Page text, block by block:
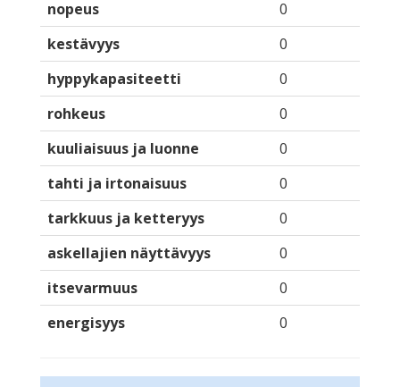
nopeus
0
kestävyys
0
hyppykapasiteetti
0
rohkeus
0
kuuliaisuus ja luonne
0
tahti ja irtonaisuus
0
tarkkuus ja ketteryys
0
askellajien näyttävyys
0
itsevarmuus
0
energisyys
0